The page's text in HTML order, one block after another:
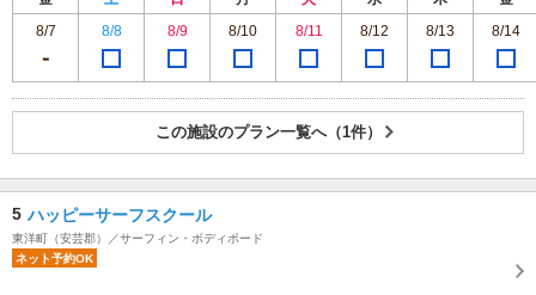
8/7
8/8 8/9 8/10 8/11 8/12 8/13 8/14
この施設のプラン一覧へ（1件）
5 ハッピーサーフスクール
東洋町（安芸郡）／サーフィン・ボディボード
ネット予約OK